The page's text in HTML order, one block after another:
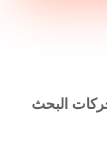
البحث